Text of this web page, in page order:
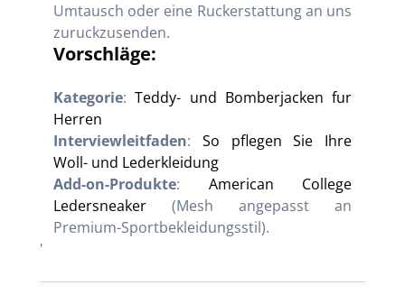
Umtausch oder eine Ruckerstattung an uns
zuruckzusenden.
Vorschläge:
Kategorie:Teddy- und Bomberjacken fur
Herren
Interviewleitfaden: So pflegen Sie Ihre
Woll- und Lederkleidung
Add-on-Produkte: American College
Ledersneaker (Mesh angepasst an
Premium-Sportbekleidungsstil).
'